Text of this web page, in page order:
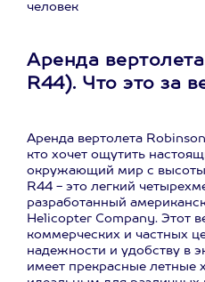
человек
Аренда
R44). Что это за
Аренда вертолета
кто хочет ощутить
окружающий мир с высоты
R44 - это легкий
разработанный
Helicopter Company. Этот
коммерческих и частных
надежности и удобству в
имеет прекрасные летные